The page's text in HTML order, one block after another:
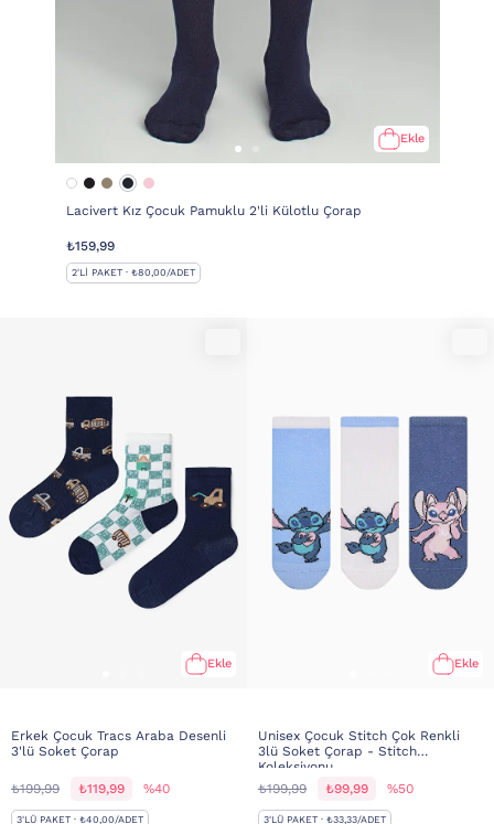
Ekle
Lacivert Kız Çocuk Pamuklu 2'li Külotlu Çorap
₺159,99
2'LI PAKET · ₺80,00/ADET
Ekle
Erkek Çocuk Tracs Araba Desenli
3'lü Soket Çorap
₺199,99 ₺119,99 %40
3'LÜ PAKET · ₺40,00/ADET
Ekle
Unisex Çocuk Stitch Çok Renkli
3lü Soket Çorap - Stitch
Koleksiyonu
₺199,99
₺99,99 %50
3'LÜ PAKET · ₺33,33/ADET